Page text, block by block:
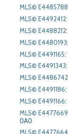
MLS© E4485788
MLS© E4492412:
MLS© E4488212:
MLS© E4480193:
MLS© E4491165:
MLS© E4491343:
MLS© E4486742
MLS© E4491186:
MLS© E4491166:
MLS© E4477669
0A0
MLS© E4477664